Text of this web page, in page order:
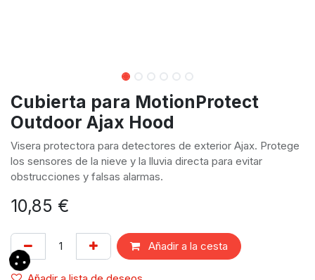
Cubierta para MotionProtect
Outdoor Ajax Hood
Visera protectora para detectores de exterior Ajax. Protege
los sensores de la nieve y la lluvia directa para evitar
obstrucciones y falsas alarmas.
10,85 €
Añadir a la cesta